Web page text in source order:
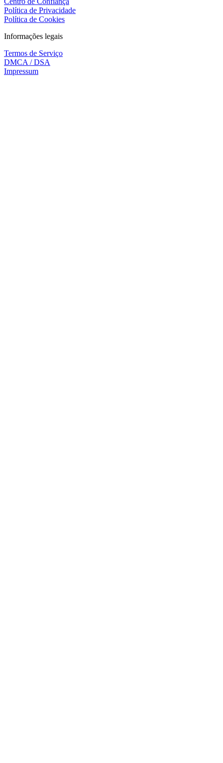
Política de Privacidade
Política de Cookies
Informações legais
Termos de Serviço
DMCA / DSA
Impressum